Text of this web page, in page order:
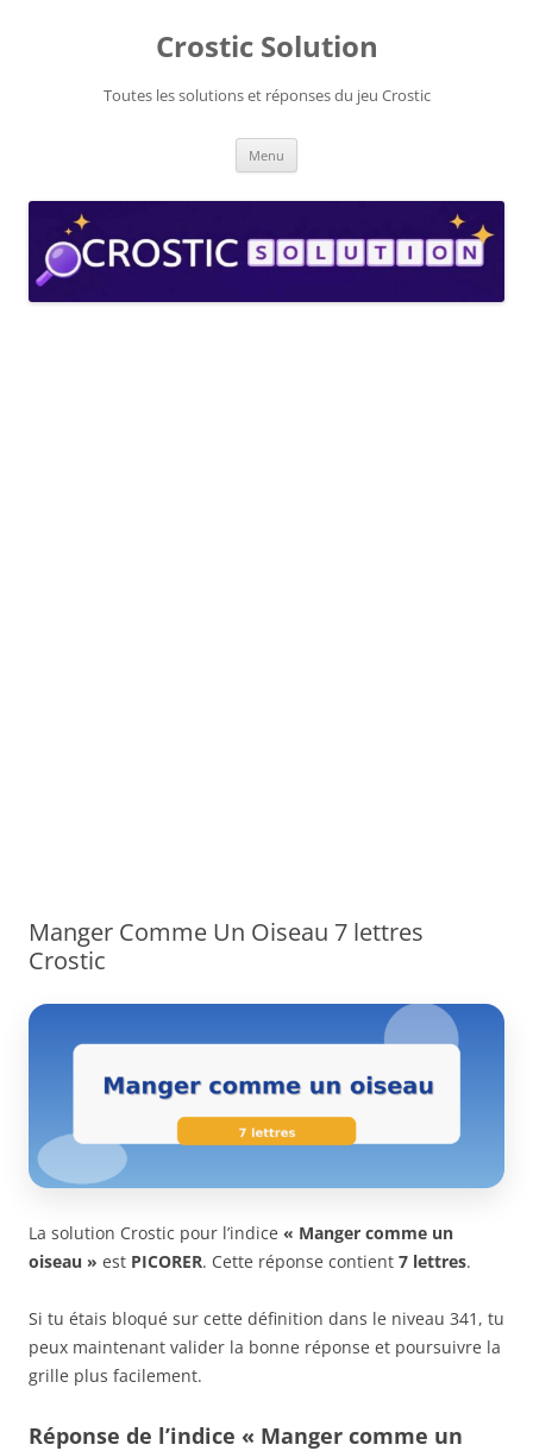
Crostic Solution
Toutes les solutions et réponses du jeu Crostic
Menu
Manger Comme Un Oiseau 7 lettres
Crostic
La solution Crostic pour l’indice « Manger comme un
oiseau » est PICORER. Cette réponse contient 7 lettres.
Si tu étais bloqué sur cette définition dans le niveau 341, tu
peux maintenant valider la bonne réponse et poursuivre la
grille plus facilement.
Réponse de l’indice « Manger comme un